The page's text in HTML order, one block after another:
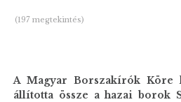
(197 megtekintés)
A Magyar Borszakírók Köre
állította össze a hazai borok